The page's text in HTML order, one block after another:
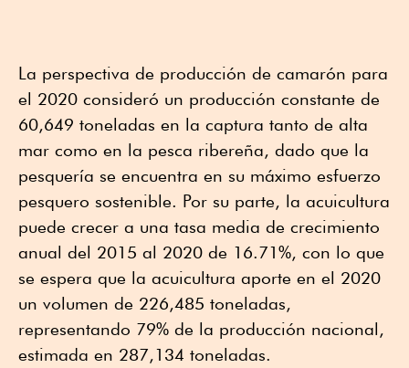
La perspectiva de producción de camarón para
el 2020 consideró un producción constante de
60,649 toneladas en la captura tanto de alta
mar como en la pesca ribereña, dado que la
pesquería se encuentra en su máximo esfuerzo
pesquero sostenible. Por su parte, la acuicultura
puede crecer a una tasa media de crecimiento
anual del 2015 al 2020 de 16.71%, con lo que
se espera que la acuicultura aporte en el 2020
un volumen de 226,485 toneladas,
representando 79% de la producción nacional,
estimada en 287,134 toneladas.